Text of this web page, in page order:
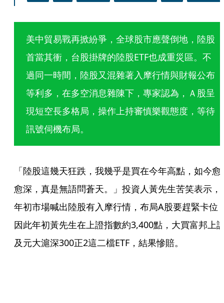
美中貿易戰再掀紛爭，全球股市應聲倒地，陸股
首當其衝，台股掛牌的陸股ETF也成重災區。不
過同一時間，陸股又混雜著入摩行情與財報公布
等利多，在多空消息雜陳下，專家認為，Ａ股呈
現短空長多格局，操作上持審慎樂觀態度，等待
訊號伺機布局。
「陸股這幾天狂跌，我幾乎是買在今年高點，如今愈
愈深，真是無語問蒼天。」投資人黃先生苦笑表示，
年初市場喊出陸股有入摩行情，布局A股要趕緊卡位
因此年初黃先生在上證指數約3,400點，大買富邦上
及元大滬深300正2這二檔ETF，結果慘賠。